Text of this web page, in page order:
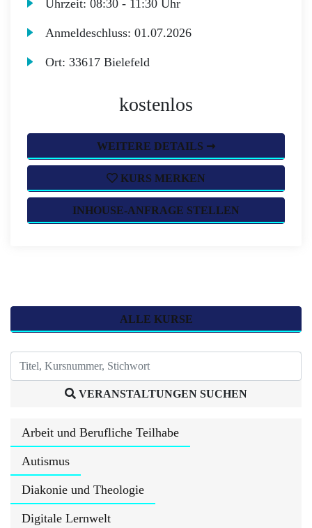
Uhrzeit:08:30 - 11:30 Uhr
Anmeldeschluss:01.07.2026
Ort:33617 Bielefeld
kostenlos
WEITERE DETAILS ➞
KURS MERKEN
INHOUSE-ANFRAGE STELLEN
ALLE KURSE
VERANSTALTUNGEN SUCHEN
Arbeit und Berufliche Teilhabe
Autismus
Diakonie und Theologie
Digitale Lernwelt